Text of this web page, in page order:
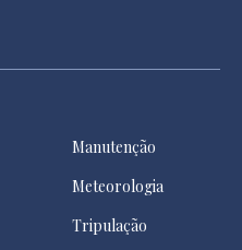
Manutenção
Meteorologia
Tripulação